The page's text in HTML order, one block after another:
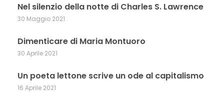
Nel silenzio della notte di Charles S. Lawrence
30 Maggio 2021
Dimenticare di Maria Montuoro
30 Aprile 2021
Un poeta lettone scrive un ode al capitalismo
16 Aprile 2021